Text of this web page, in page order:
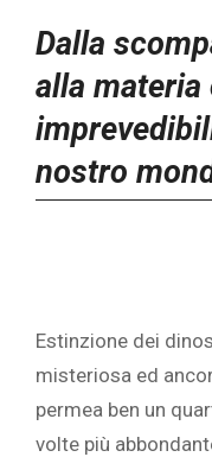
Dalla
alla materia
nostro
Estinzione dei
misteriosa ed
permea ben un
volte più